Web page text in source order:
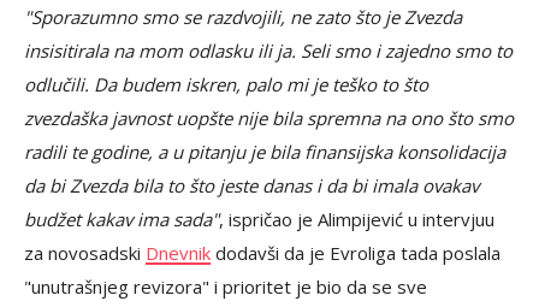
"Sporazumno smo se razdvojili, ne zato što je Zvezda
insisitirala na mom odlasku ili ja. Seli smo i zajedno smo to
odlučili. Da budem iskren, palo mi je teško to što
zvezdaška javnost uopšte nije bila spremna na ono što smo
radili te godine, a u pitanju je bila finansijska konsolidacija
da bi Zvezda bila to što jeste danas i da bi imala ovakav
budžet kakav ima sada", ispričao je Alimpijević u intervjuu
za novosadski Dnevnik dodavši da je Evroliga tada poslala
"unutrašnjeg revizora" i prioritet je bio da se sve